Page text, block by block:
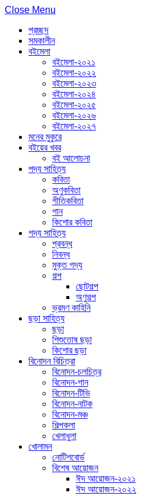
Close Menu
প্রচ্ছদ
সমকালীন
বইমেলা
বইমেলা-২০২১
বইমেলা-২০২২
বইমেলা-২০২৩
বইমেলা-২০২৪
বইমেলা-২০২৫
বইমেলা-২০২৬
বইমেলা-২০২৭
মনের মুকুরে
বইয়ের খবর
বই আলোচনা
পদ্য সাহিত্য
কবিতা
অণুকবিতা
গীতিকবিতা
গান
কিশোর কবিতা
গদ্য সাহিত্য
প্রবন্ধ
নিবন্ধ
মুক্ত গদ্য
গল্প
ছোটগল্প
অণুগল্প
ভ্রমণ কাহিনি
ছড়া সাহিত্য
ছড়া
শিশুতোষ ছড়া
কিশোর ছড়া
বিনোদন বিচিত্রা
বিনোদন-চলচিত্র
বিনোদন-গান
বিনোদন-টিভি
বিনোদন-নাটক
বিনোদন-মঞ্চ
শিল্পকলা
খেলাধুলা
খোলামন
নোটিশবোর্ড
বিশেষ আয়োজন
ঈদ আয়োজন-২০২১
ঈদ আয়োজন-২০২২